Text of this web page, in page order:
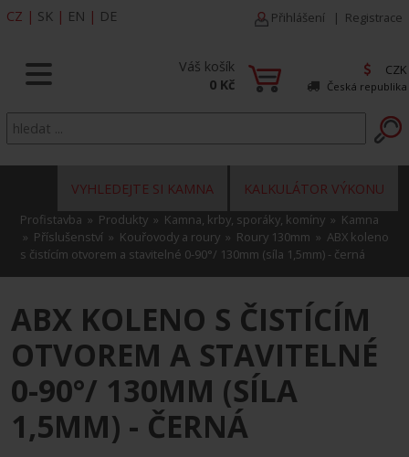
CZ | SK | EN | DE Přihlášení | Registrace
Váš košík
0 Kč
CZK
Česká republika
KALKULÁTOR VÝKONU
VYHLEDEJTE SI KAMNA
Profistavba » Produkty » Kamna, krby, sporáky, komíny » Kamna
» Příslušenství » Kouřovody a roury » Roury 130mm » ABX koleno
s čistícím otvorem a stavitelné 0-90°/ 130mm (síla 1,5mm) - černá
ABX KOLENO S ČISTÍCÍM
OTVOREM A STAVITELNÉ
0-90°/ 130MM (SÍLA
1,5MM) - ČERNÁ